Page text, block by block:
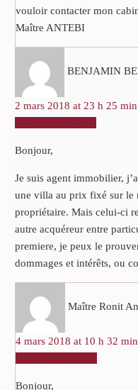
vouloir contacter mon
Maître ANTEBI
BENJAMIN
2 mars 2018 at 23 h 25 min
Bonjour,
Je suis agent immobilier,
une villa au prix fixé sur le
propriétaire. Mais celui-ci
autre acquéreur entre
premiere, je peux le
dommages et intérêts, ou
Maître Ronit
4 mars 2018 at 10 h 32 min
Bonjour,